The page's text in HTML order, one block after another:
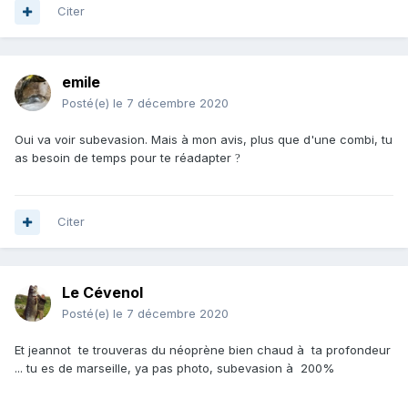
Citer
emile
Posté(e) le 7 décembre 2020
Oui va voir subevasion. Mais à mon avis, plus que d'une combi, tu
as besoin de temps pour te réadapter ?
Citer
Le Cévenol
Posté(e) le 7 décembre 2020
Et jeannot te trouveras du néoprène bien chaud à ta profondeur
... tu es de marseille, ya pas photo, subevasion à 200%